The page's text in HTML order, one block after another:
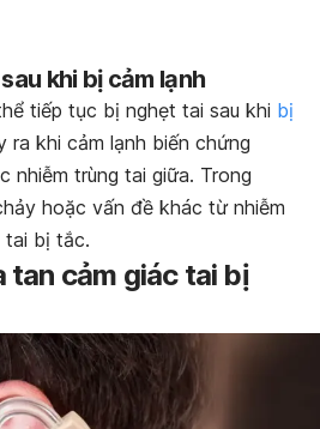
khi bị cảm lạnh
tiếp tục bị nghẹt tai sau khi bị
ra khi cảm lạnh biến chứng
nhiễm trùng tai giữa. Trong
hoặc vấn đề khác từ nhiễm
tai bị tắc.
tan cảm giác tai bị